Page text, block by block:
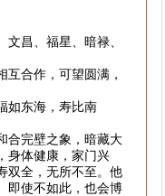
文昌、福星、暗禄、
互合作，可望圆满，
如东海，寿比南
合完壁之象，暗藏大
身体健康，家门兴
双全，无所不至。他
即使不如此，也会博